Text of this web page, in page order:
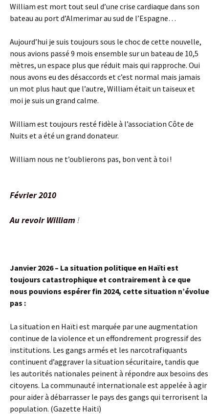
William est mort tout seul d’une crise cardiaque dans son
bateau au port d’Almerimar au sud de l’Espagne…
Aujourd’hui je suis toujours sous le choc de cette nouvelle,
nous avions passé 9 mois ensemble sur un bateau de 10,5
mètres, un espace plus que réduit mais qui rapproche. Oui
nous avons eu des désaccords et c’est normal mais jamais
un mot plus haut que l’autre, William était un taiseux et
moi je suis un grand calme.
William est toujours resté fidèle à l’association Côte de
Nuits et a été un grand donateur.
William nous ne t’oublierons pas, bon vent à toi !
Février 2010
Au revoir William!
Janvier 2026 – La situation politique en Haïti est
toujours catastrophique et contrairement à ce que
nous pouvions espérer fin 2024, cette situation n’évolue
pas :
La situation en Haïti est marquée par une augmentation
continue de la violence et un effondrement progressif des
institutions. Les gangs armés et les narcotrafiquants
continuent d’aggraver la situation sécuritaire, tandis que
les autorités nationales peinent à répondre aux besoins des
citoyens. La communauté internationale est appelée à agir
pour aider à débarrasser le pays des gangs qui terrorisent la
population. (Gazette Haiti)